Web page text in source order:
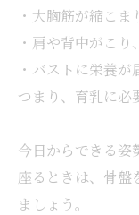
・大胸筋が縮こ
・肩や背中がこ
・バストに栄養が
つまり、育乳に必
今日からできる姿
座るときは、骨盤
ましょう。